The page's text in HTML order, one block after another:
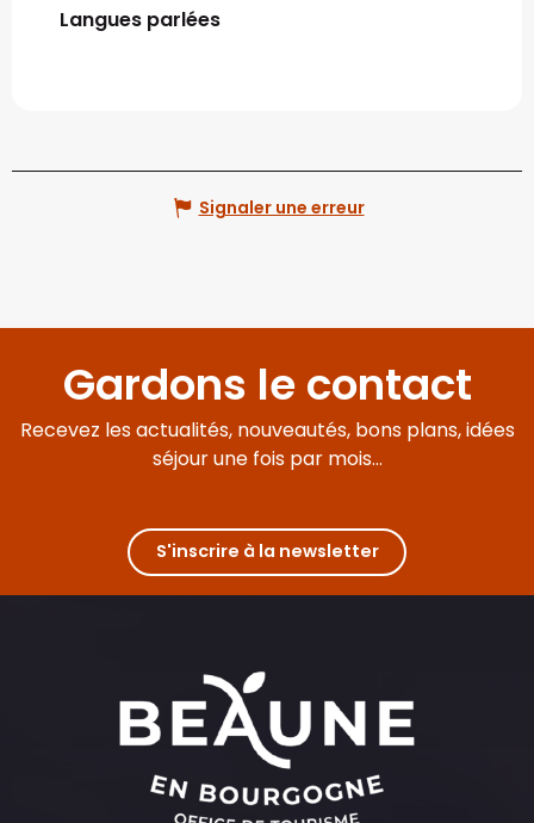
Langues parlées
Langues parlées
Signaler une erreur
Gardons le contact
Recevez les actualités, nouveautés, bons plans, idées
séjour une fois par mois...
S'inscrire à la newsletter